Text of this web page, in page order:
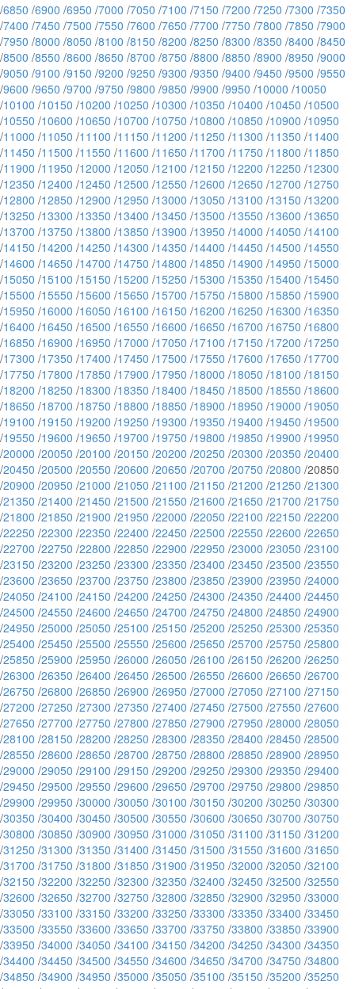
/6850 /6900 /6950 /7000 /7050 /7100 /7150 /7200 /7250 /7300 /7350
/7400 /7450 /7500 /7550 /7600 /7650 /7700 /7750 /7800 /7850 /7900
/7950 /8000 /8050 /8100 /8150 /8200 /8250 /8300 /8350 /8400 /8450
/8500 /8550 /8600 /8650 /8700 /8750 /8800 /8850 /8900 /8950 /9000
/9050 /9100 /9150 /9200 /9250 /9300 /9350 /9400 /9450 /9500 /9550
/9600 /9650 /9700 /9750 /9800 /9850 /9900 /9950 /10000 /10050
/10100 /10150 /10200 /10250 /10300 /10350 /10400 /10450 /10500
/10550 /10600 /10650 /10700 /10750 /10800 /10850 /10900 /10950
/11000 /11050 /11100 /11150 /11200 /11250 /11300 /11350 /11400
/11450 /11500 /11550 /11600 /11650 /11700 /11750 /11800 /11850
/11900 /11950 /12000 /12050 /12100 /12150 /12200 /12250 /12300
/12350 /12400 /12450 /12500 /12550 /12600 /12650 /12700 /12750
/12800 /12850 /12900 /12950 /13000 /13050 /13100 /13150 /13200
/13250 /13300 /13350 /13400 /13450 /13500 /13550 /13600 /13650
/13700 /13750 /13800 /13850 /13900 /13950 /14000 /14050 /14100
/14150 /14200 /14250 /14300 /14350 /14400 /14450 /14500 /14550
/14600 /14650 /14700 /14750 /14800 /14850 /14900 /14950 /15000
/15050 /15100 /15150 /15200 /15250 /15300 /15350 /15400 /15450
/15500 /15550 /15600 /15650 /15700 /15750 /15800 /15850 /15900
/15950 /16000 /16050 /16100 /16150 /16200 /16250 /16300 /16350
/16400 /16450 /16500 /16550 /16600 /16650 /16700 /16750 /16800
/16850 /16900 /16950 /17000 /17050 /17100 /17150 /17200 /17250
/17300 /17350 /17400 /17450 /17500 /17550 /17600 /17650 /17700
/17750 /17800 /17850 /17900 /17950 /18000 /18050 /18100 /18150
/18200 /18250 /18300 /18350 /18400 /18450 /18500 /18550 /18600
/18650 /18700 /18750 /18800 /18850 /18900 /18950 /19000 /19050
/19100 /19150 /19200 /19250 /19300 /19350 /19400 /19450 /19500
/19550 /19600 /19650 /19700 /19750 /19800 /19850 /19900 /19950
/20000 /20050 /20100 /20150 /20200 /20250 /20300 /20350 /20400
/20450 /20500 /20550 /20600 /20650 /20700 /20750 /20800 /20850
/20900 /20950 /21000 /21050 /21100 /21150 /21200 /21250 /21300
/21350 /21400 /21450 /21500 /21550 /21600 /21650 /21700 /21750
/21800 /21850 /21900 /21950 /22000 /22050 /22100 /22150 /22200
/22250 /22300 /22350 /22400 /22450 /22500 /22550 /22600 /22650
/22700 /22750 /22800 /22850 /22900 /22950 /23000 /23050 /23100
/23150 /23200 /23250 /23300 /23350 /23400 /23450 /23500 /23550
/23600 /23650 /23700 /23750 /23800 /23850 /23900 /23950 /24000
/24050 /24100 /24150 /24200 /24250 /24300 /24350 /24400 /24450
/24500 /24550 /24600 /24650 /24700 /24750 /24800 /24850 /24900
/24950 /25000 /25050 /25100 /25150 /25200 /25250 /25300 /25350
/25400 /25450 /25500 /25550 /25600 /25650 /25700 /25750 /25800
/25850 /25900 /25950 /26000 /26050 /26100 /26150 /26200 /26250
/26300 /26350 /26400 /26450 /26500 /26550 /26600 /26650 /26700
/26750 /26800 /26850 /26900 /26950 /27000 /27050 /27100 /27150
/27200 /27250 /27300 /27350 /27400 /27450 /27500 /27550 /27600
/27650 /27700 /27750 /27800 /27850 /27900 /27950 /28000 /28050
/28100 /28150 /28200 /28250 /28300 /28350 /28400 /28450 /28500
/28550 /28600 /28650 /28700 /28750 /28800 /28850 /28900 /28950
/29000 /29050 /29100 /29150 /29200 /29250 /29300 /29350 /29400
/29450 /29500 /29550 /29600 /29650 /29700 /29750 /29800 /29850
/29900 /29950 /30000 /30050 /30100 /30150 /30200 /30250 /30300
/30350 /30400 /30450 /30500 /30550 /30600 /30650 /30700 /30750
/30800 /30850 /30900 /30950 /31000 /31050 /31100 /31150 /31200
/31250 /31300 /31350 /31400 /31450 /31500 /31550 /31600 /31650
/31700 /31750 /31800 /31850 /31900 /31950 /32000 /32050 /32100
/32150 /32200 /32250 /32300 /32350 /32400 /32450 /32500 /32550
/32600 /32650 /32700 /32750 /32800 /32850 /32900 /32950 /33000
/33050 /33100 /33150 /33200 /33250 /33300 /33350 /33400 /33450
/33500 /33550 /33600 /33650 /33700 /33750 /33800 /33850 /33900
/33950 /34000 /34050 /34100 /34150 /34200 /34250 /34300 /34350
/34400 /34450 /34500 /34550 /34600 /34650 /34700 /34750 /34800
/34850 /34900 /34950 /35000 /35050 /35100 /35150 /35200 /35250